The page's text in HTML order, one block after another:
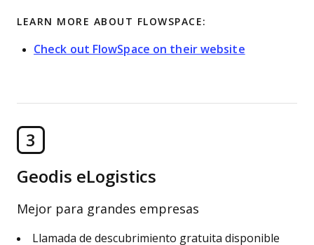
LEARN MORE ABOUT FLOWSPACE:
Check out FlowSpace on their website
3
Geodis eLogistics
Mejor para grandes empresas
Llamada de descubrimiento gratuita disponible